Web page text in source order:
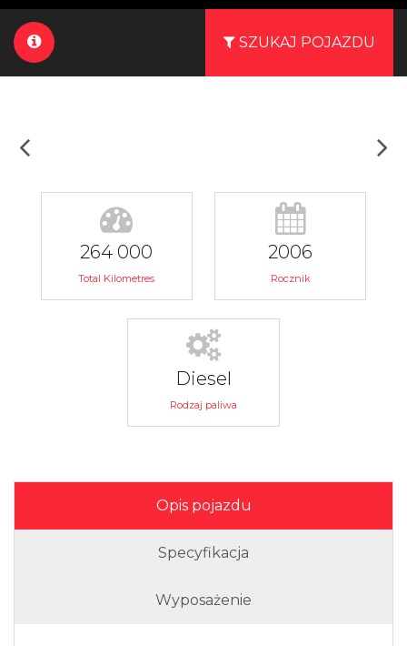
SZUKAJ POJAZDU
264 000
Total Kilometres
2006
Rocznik
Diesel
Rodzaj paliwa
Opis pojazdu
Specyfikacja
Wyposażenie